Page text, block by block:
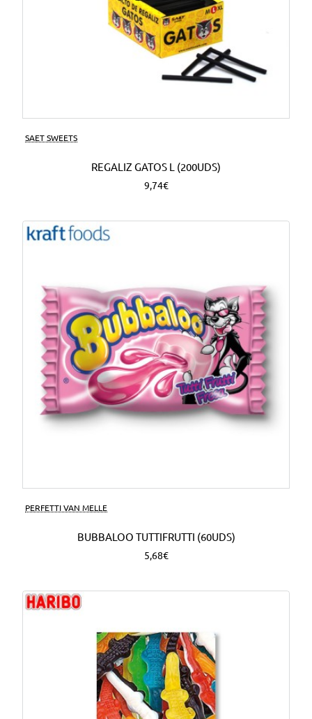
SAET SWEETS
REGALIZ GATOS L (200UDS)
9,74€
PERFETTI VAN MELLE
BUBBALOO TUTTIFRUTTI (60UDS)
5,68€